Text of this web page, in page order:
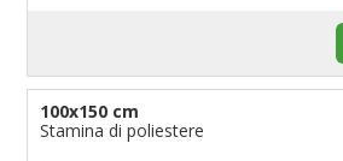
100x150 cm
Stamina di poliestere